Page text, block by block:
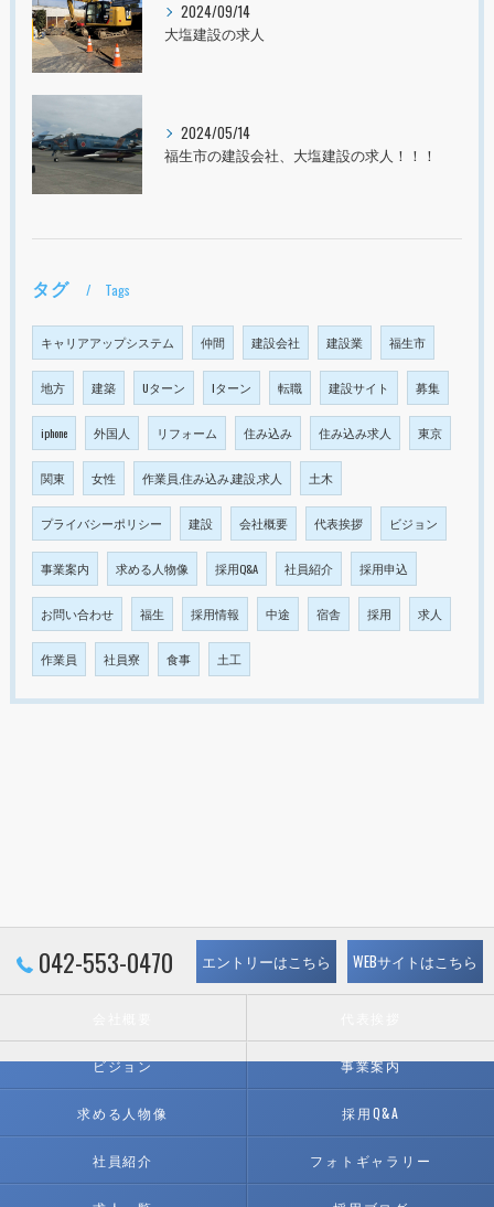
2024/09/14
大塩建設の求人
2024/05/14
福生市の建設会社、大塩建設の求人！！！
タグ Tags
キャリアアップシステム 仲間 建設会社 建設業 福生市
地方 建築 Uターン Iターン 転職 建設サイト 募集
iphone 外国人 リフォーム 住み込み 住み込み求人 東京
関東 女性 作業員,住み込み,建設,求人 土木
プライバシーポリシー 建設 会社概要 代表挨拶 ビジョン
事業案内 求める人物像 採用Q&A 社員紹介 採用申込
お問い合わせ 福生 採用情報 中途 宿舎 採用 求人
作業員 社員寮 食事 土工
042-553-0470 エントリーはこちら WEBサイトはこちら
ビジョン 事業案内
求める人物像 採用Q&A
社員紹介 フォトギャラリー